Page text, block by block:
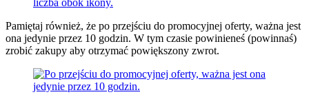
Pamiętaj również, że po przejściu do promocyjnej oferty, ważna jest
ona jedynie przez 10 godzin. W tym czasie powinieneś (powinnaś)
zrobić zakupy aby otrzymać powiększony zwrot.